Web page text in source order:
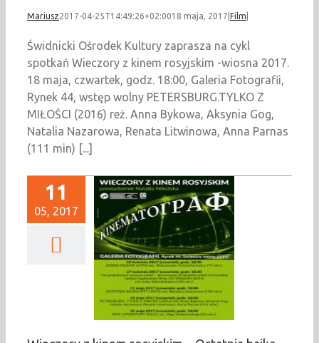
Mariusz2017-04-25T14:49:26+02:0018 maja, 2017 Film
Świdnicki Ośrodek Kultury zaprasza na cykl
spotkań Wieczory z kinem rosyjskim -wiosna 2017.
18 maja, czwartek, godz. 18:00, Galeria Fotografii,
Rynek 44, wstęp wolny PETERSBURG.TYLKO Z
MIŁOŚCI (2016) reż. Anna Bykowa, Aksynia Gog,
Natalia Nazarowa, Renata Litwinowa, Anna Parnas
(111 min) [...]
11
05, 2017